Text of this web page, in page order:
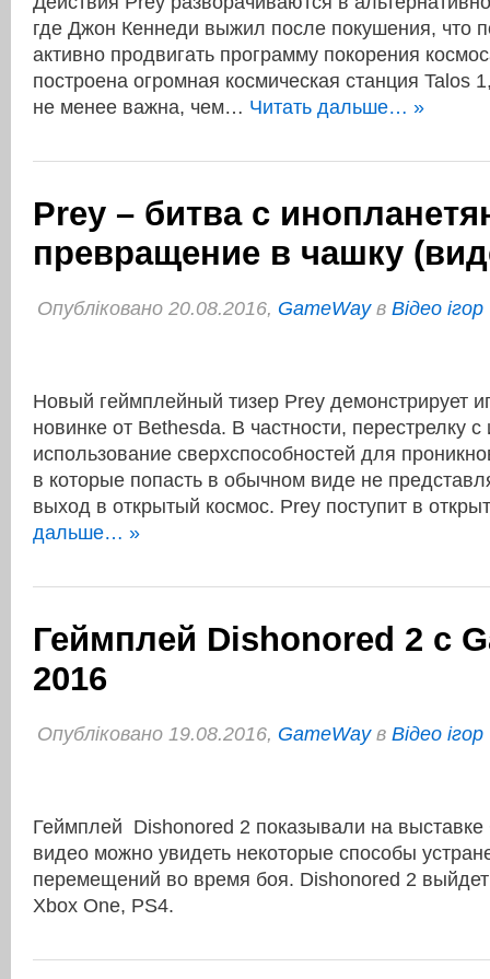
где Джон Кеннеди выжил после покушения, что
активно продвигать программу покорения
построена огромная космическая станция Talos
не менее важна, чем… Читать дальше… »
Prey – битва с
превращение в чашку
Опубліковано 20.08.2016, GameWayв Відео ігор
Новый геймплейный тизер Prey демонстрирует
новинке от Bethesda. В частности, перестрелку
использование сверхспособностей для
в которые попасть в обычном виде не
выход в открытый космос. Prey поступит в
дальше… »
Геймплей Dishonored 2 с
2016
Опубліковано 19.08.2016, GameWayв Відео ігор
Геймплей Dishonored 2 показывали на
видео можно увидеть некоторые способы
перемещений во время боя. Dishonored 2
Xbox One, PS4.